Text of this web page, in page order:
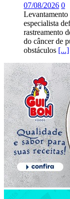
07/08/2026 0
especialista
rastreamento
do câncer de
obstáculos [...]